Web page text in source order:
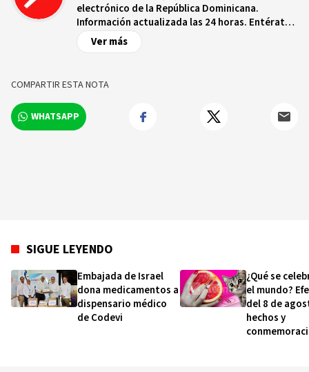
electrónico de la República Dominicana.
Información actualizada las 24 horas. Entérate
de las noticias y sucesos más importantes a
nivel nacional e internacional, videos y fotos
Ver más
COMPARTIR ESTA NOTA
WHATSAPP
SIGUE LEYENDO
Embajada de Israel
dona medicamentos a
dispensario médico
de Codevi
¿Qué se
el mundo?
del 8 de
hechos y